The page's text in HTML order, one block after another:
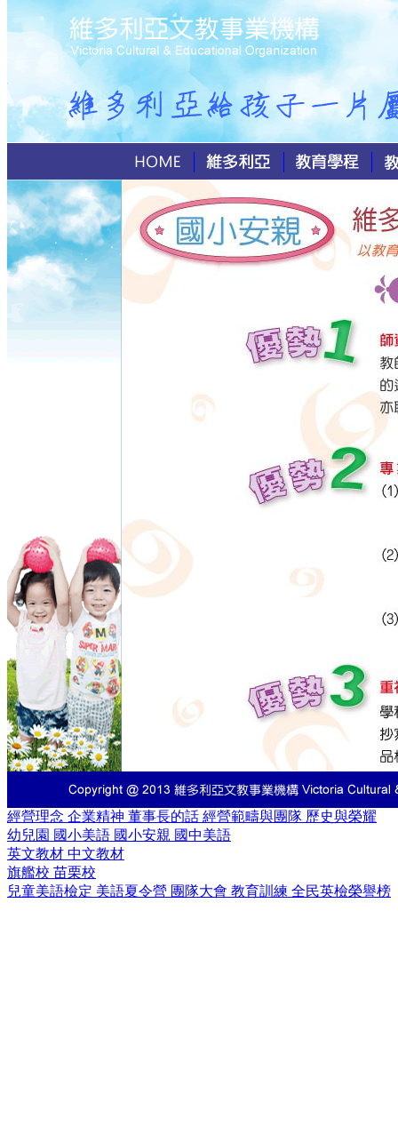
經營理念 企業精神 董事長的話 經營範疇與團隊 歷史與榮耀
幼兒園 國小美語 國小安親 國中美語
英文教材 中文教材
旗艦校 苗栗校
兒童美語檢定 美語夏令營 團隊大會 教育訓練 全民英檢榮譽榜